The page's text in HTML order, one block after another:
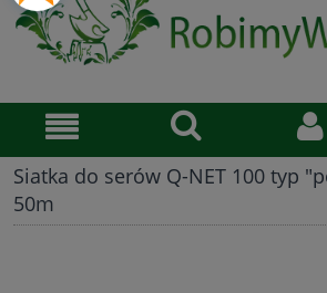
Siatka do serów Q-NET 100 typ
50m